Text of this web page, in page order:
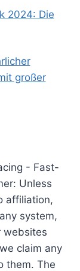
2024: Die
großer
- Fast-
Unless
affiliation,
system,
websites
claim any
them. The